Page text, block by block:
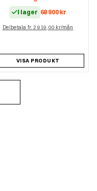
I lager 68 900 kr
Delbetala fr. 2 919,00 kr/mån
VISA PRODUKT